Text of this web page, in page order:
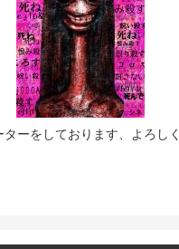
ーをしております、よろし